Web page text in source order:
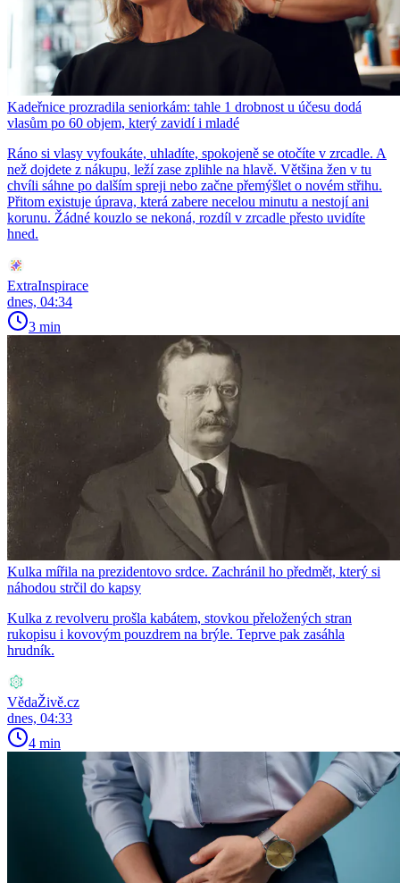
Kadeřnice prozradila seniorkám: tahle 1 drobnost u účesu dodá
vlasům po 60 objem, který zavidí i mladé
Ráno si vlasy vyfoukáte, uhladíte, spokojeně se otočíte v zrcadle. A
než dojdete z nákupu, leží zase zplihle na hlavě. Většina žen v tu
chvíli sáhne po dalším spreji nebo začne přemýšlet o novém střihu.
Přitom existuje úprava, která zabere necelou minutu a nestojí ani
korunu. Žádné kouzlo se nekoná, rozdíl v zrcadle přesto uvidíte
hned.
ExtraInspirace
dnes, 04:34
3 min
Kulka mířila na prezidentovo srdce. Zachránil ho předmět, který si
náhodou strčil do kapsy
Kulka z revolveru prošla kabátem, stovkou přeložených stran
rukopisu i kovovým pouzdrem na brýle. Teprve pak zasáhla
hrudník.
VědaŽivě.cz
dnes, 04:33
4 min